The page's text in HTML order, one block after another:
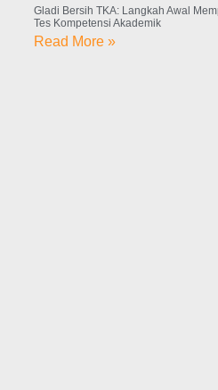
Gladi Bersih TKA: Langkah Awal
Tes Kompetensi Akademik
Read More »